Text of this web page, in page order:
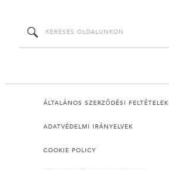
ÁLTALÁNOS SZERZŐDÉSI FELTÉTELEK
ADATVÉDELMI IRÁNYELVEK
COOKIE POLICY